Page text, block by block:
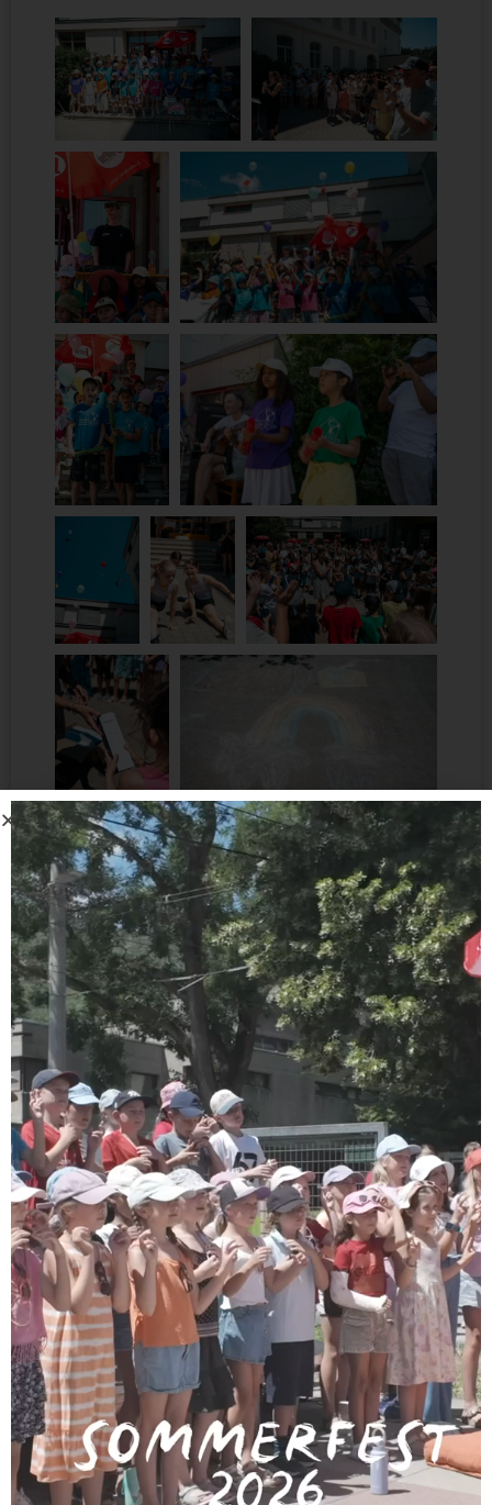
VORIGER
Mehr als 350 Bücher haben den Besitzer gewechselt!
NÄCHSTER
Weihnachtskarten 2025 – Bestellung bis 14.11!
Archiv
April 2026
März 2026
Oktober 2025
Juli 2025